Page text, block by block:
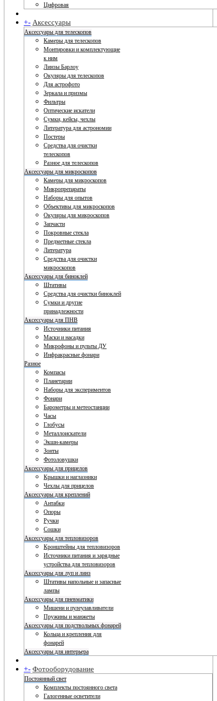
Цифровая
+- Аксессуары
Аксессуары для телескопов
Камеры для телескопов
Монтировки и комплектующие
к ним
Линзы Барлоу
Окуляры для телескопов
Для астрофото
Зеркала и призмы
Фильтры
Оптические искатели
Сумки, кейсы, чехлы
Литература для астрономии
Постеры
Средства для очистки
телескопов
Разное для телескопов
Аксессуары для микроскопов
Камеры для микроскопов
Микропрепараты
Наборы для опытов
Объективы для микроскопов
Окуляры для микроскопов
Запчасти
Покровные стекла
Предметные стекла
Литература
Средства для очистки
микроскопов
Аксессуары для биноклей
Штативы
Средства для очистки биноклей
Сумки и другие
принадлежности
Аксессуары для ПНВ
Источники питания
Маски и насадки
Микрофоны и пульты ДУ
Инфракрасные фонари
Разное
Компасы
Планетарии
Наборы для экспериментов
Фонари
Барометры и метеостанции
Часы
Глобусы
Металлоискатели
Экшн-камеры
Зонты
Фотоловушки
Аксессуары для прицелов
Крышки и наглазники
Чехлы для прицелов
Аксессуары для креплений
Антабки
Опоры
Ручки
Сошки
Аксессуары для тепловизоров
Кронштейны для тепловизоров
Источники питания и зарядные
устройства для тепловизоров
Аксессуары для луп и линз
Штативы напольные и запасные
лампы
Аксессуары для пневматики
Мишени и пулеулавливатели
Пружины и манжеты
Аксессуары для подствольных фонарей
Кольца и крепления для
фонарей
Аксессуары для интерьера
+- Фотооборудование
Постоянный свет
Комплекты постоянного света
Галогенные осветители